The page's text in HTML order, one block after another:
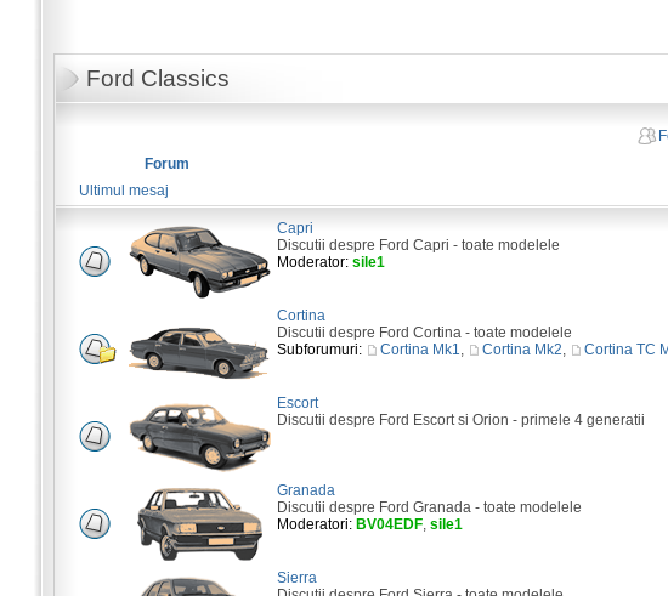
Ford Classics
Forum
Ultimul mesaj
Capri
Discutii despre Ford Capri - toate modelele
Moderator: sile1
Cortina
Discutii despre Ford Cortina - toate modelele
Subforumuri:
Cortina Mk1, Cortina Mk2, Cortina TC
Escort
Discutii despre Ford Escort si Orion - primele 4 generatii
Granada
Discutii despre Ford Granada - toate modelele
Moderatori: BV04EDF, sile1
Sierra